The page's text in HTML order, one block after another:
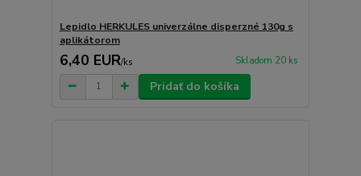
Lepidlo HERKULES univerzálne disperzné 130g s
aplikátorom
6,40 EUR/ks Skladom 20 ks
Pridať do košíka